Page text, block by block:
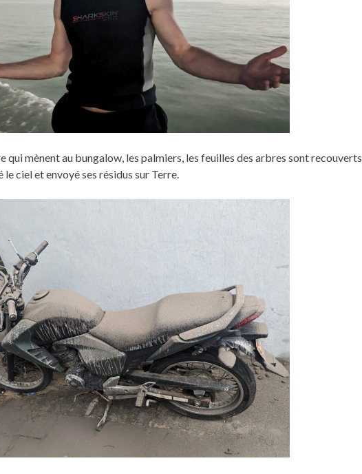
qui mènent au bungalow, les palmiers, les feuilles des arbres sont recouverts
ciel et envoyé ses résidus sur Terre.